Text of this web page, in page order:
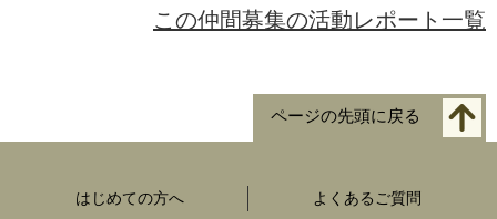
この仲間募集の活動レポート一覧
ページの先頭に戻る
はじめての方へ よくあるご質問